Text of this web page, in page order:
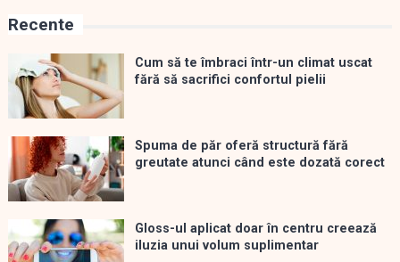
Recente
Cum să te îmbraci într-un climat uscat
fără să sacrifici confortul pielii
Spuma de păr oferă structură fără
greutate atunci când este dozată corect
Gloss-ul aplicat doar în centru creează
iluzia unui volum suplimentar